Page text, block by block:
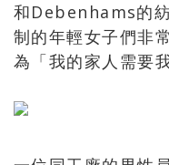
和Debenhams的
制的年輕女子們非
為「我的家人需要